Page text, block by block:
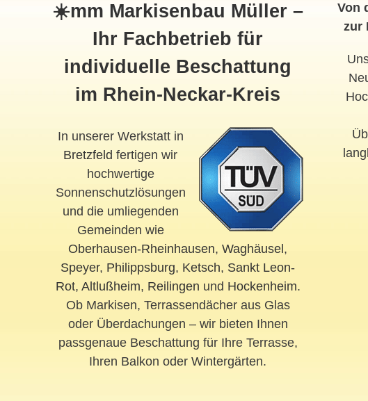
☀️mm Markisenbau Müller –
Ihr Fachbetrieb für
individuelle Beschattung
im Rhein-Neckar-Kreis
In unserer Werkstatt in
Bretzfeld fertigen wir
hochwertige
Sonnenschutzlösungen
und die umliegenden
Gemeinden wie
Oberhausen-Rheinhausen,Waghäusel ,
Speyer, Philippsburg, Ketsch, Sankt Leon-
Rot, Altlußheim, Reilingen und Hockenheim.
Ob Markisen, Terrassendächer aus Glas
oder Überdachungen – wir bieten Ihnen
passgenaue Beschattung für Ihre Terrasse,
Ihren Balkon oder Wintergärten.
Von
zur